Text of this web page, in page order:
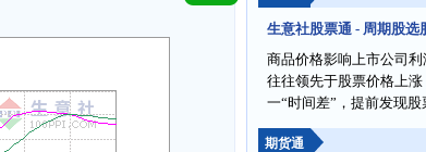
生意社股票通 - 周期股选
商品价格影响上市公司
往往领先于股票价格上
一“时间差”，提前发现股
期货通